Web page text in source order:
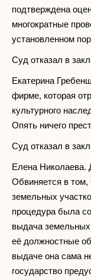
подтверждена
многократные
установленном
Суд отказал в
Екатерина
фирме, которая
культурного
Опять ничего
Суд отказал в
Елена Николаева.
Обвиняется в том,
земельных
процедура была
выдача земельных
её должностные
выдаче она сама
государство